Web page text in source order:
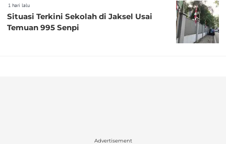
1 hari lalu
Situasi Terkini Sekolah di Jaksel Usai
Temuan 995 Senpi
Advertisement